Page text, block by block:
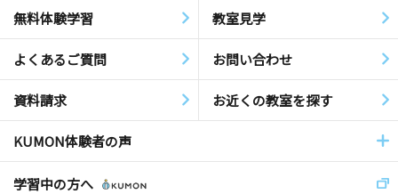
無料体験学習 教室見学
よくあるご質問 お問い合わせ
資料請求 お近くの教室を探す
KUMON体験者の声
学習中の方へ